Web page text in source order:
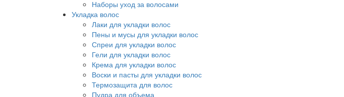
Наборы уход за волосами
Укладка волос
Лаки для укладки волос
Пены и мусы для укладки волос
Спреи для укладки волос
Гели для укладки волос
Крема для укладки волос
Воски и пасты для укладки волос
Термозащита для волос
Пудра для объема